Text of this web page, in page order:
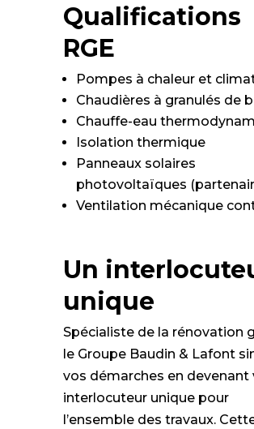
Qualifications
RGE
Pompes à chaleur et
Chaudières à granulés de
Chauffe-eau
Isolation thermique
Panneaux solaires
photovoltaïques
Ventilation mécanique
Un
unique
Spécialiste de la rénovation
le Groupe Baudin & Lafont
vos démarches en devenant
interlocuteur unique pour
l’ensemble des travaux.